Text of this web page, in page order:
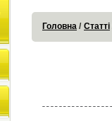
Головна Статті